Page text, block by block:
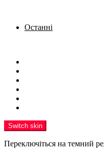
Останні
Switch skin
Переключіться на темний